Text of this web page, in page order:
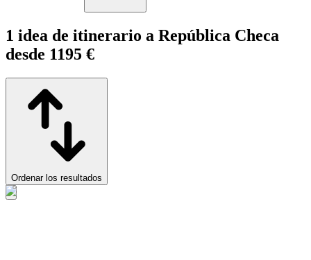
1 idea de itinerario a República Checa
desde 1195 €
Ordenar los resultados